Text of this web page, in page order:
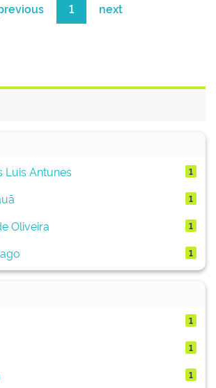
1 next
Luis Antunes
1
1
Oliveira 1
1
1
1
1